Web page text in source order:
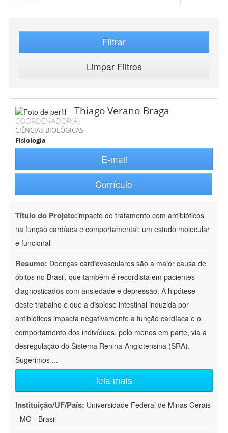
Filtrar
Limpar Filtros
Thiago Verano-Braga
COORDENADOR(A)
CIÊNCIAS BIOLÓGICAS
Fisiologia
E-mail
Currículo
Título do Projeto:impacto do tratamento com antibióticos
na função cardíaca e comportamental: um estudo molecular
e funcional
Resumo: Doenças cardiovasculares são a maior causa de
óbitos no Brasil, que também é recordista em pacientes
diagnosticados com ansiedade e depressão. A hipótese
deste trabalho é que a disbiose intestinal induzida por
antibióticos impacta negativamente a função cardíaca e o
comportamento dos indivíduos, pelo menos em parte, via a
desregulação do Sistema Renina-Angiotensina (SRA).
Sugerimos ...
leia mais
Instituição/UF/País: Universidade Federal de Minas Gerais
- MG - Brasil